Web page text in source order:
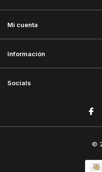
Mi cuenta
Información
Socials
©